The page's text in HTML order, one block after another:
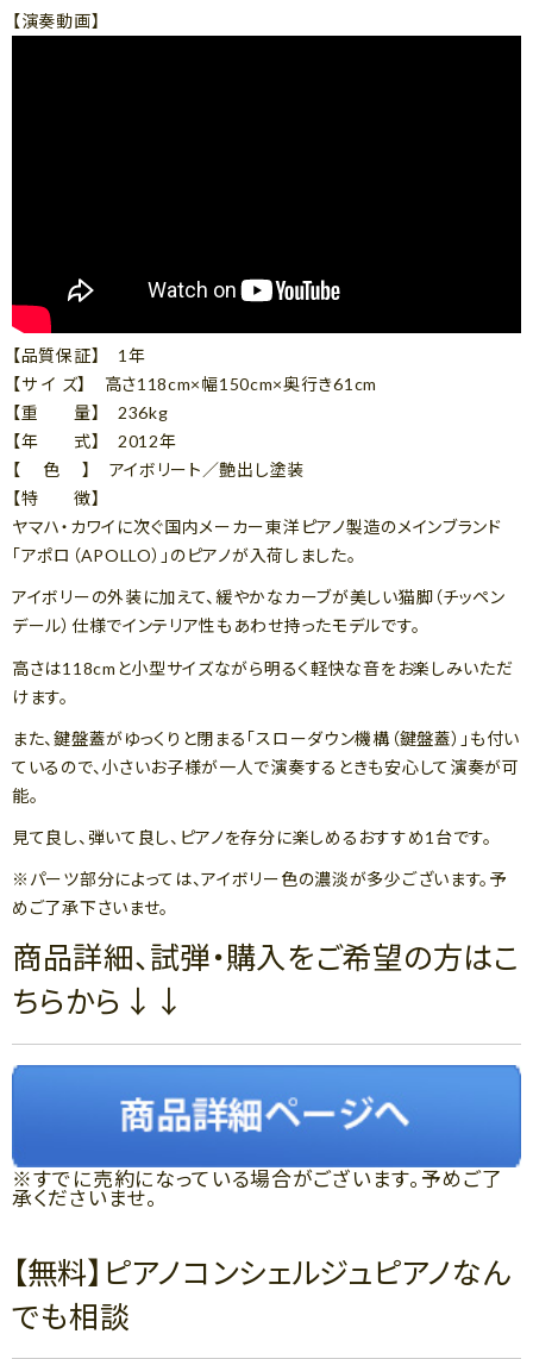
【演奏動画】
【品質保証】 1年
【サ イ ズ】 高さ118cm×幅150cm×奥行き61cm
【重 量】 236kg
【年 式】 2012年
【 色 】 アイボリート／艶出し塗装
【特 徴】
ヤマハ・カワイに次ぐ国内メーカー東洋ピアノ製造のメインブランド
「アポロ（APOLLO）」のピアノが入荷しました。
アイボリーの外装に加えて、緩やかなカーブが美しい猫脚（チッペン
デール）仕様でインテリア性もあわせ持ったモデルです。
高さは118cmと小型サイズながら明るく軽快な音をお楽しみいただ
けます。
また、鍵盤蓋がゆっくりと閉まる「スローダウン機構（鍵盤蓋）」も付い
ているので、小さいお子様が一人で演奏するときも安心して演奏が可
能。
見て良し、弾いて良し、ピアノを存分に楽しめるおすすめ1台です。
※パーツ部分によっては、アイボリー色の濃淡が多少ございます。予
めご了承下さいませ。
商品詳細、試弾・購入をご希望の方はこ
ちらから↓↓
※すでに売約になっている場合がございます。予めご了
承くださいませ。
【無料】ピアノコンシェルジュピアノなん
でも相談